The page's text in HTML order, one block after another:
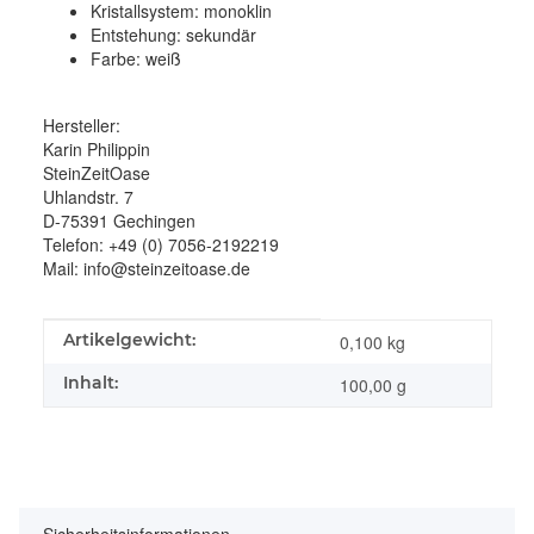
Kristallsystem: monoklin
Entstehung: sekundär
Farbe: weiß
Hersteller:
Karin Philippin
SteinZeitOase
Uhlandstr. 7
D-75391 Gechingen
Telefon: +49 (0) 7056-2192219
Mail: info@steinzeitoase.de
Produkteigenschaft
Wert
Artikelgewicht: 0,100 kg
Inhalt: 100,00 g